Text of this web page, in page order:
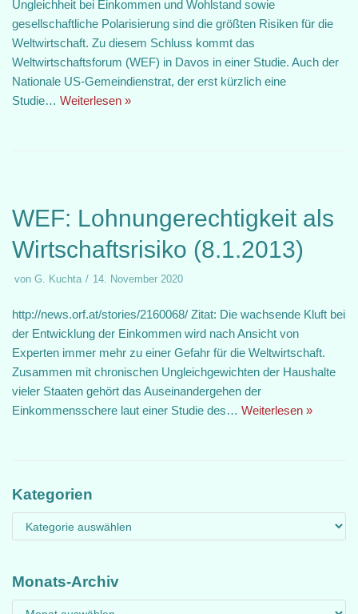
Ungleichheit bei Einkommen und Wohlstand sowie
gesellschaftliche Polarisierung sind die größten Risiken für die
Weltwirtschaft. Zu diesem Schluss kommt das
Weltwirtschaftsforum (WEF) in Davos in einer Studie. Auch der
Nationale US-Gemeindienstrat, der erst kürzlich eine
Studie… Weiterlesen »
WEF: Lohnungerechtigkeit als
Wirtschaftsrisiko (8.1.2013)
von G. Kuchta 14. November 2020
http://news.orf.at/stories/2160068/ Zitat: Die wachsende Kluft bei
der Entwicklung der Einkommen wird nach Ansicht von
Experten immer mehr zu einer Gefahr für die Weltwirtschaft.
Zusammen mit chronischen Ungleichgewichten der Haushalte
vieler Staaten gehört das Auseinandergehen der
Einkommensschere laut einer Studie des… Weiterlesen »
Kategorien
Monats-Archiv